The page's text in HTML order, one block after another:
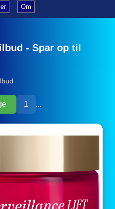
Om
- Spar op til
1 ...